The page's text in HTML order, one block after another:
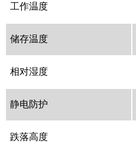
工作温度
储存温度
相对湿度
静电防护
跌落高度